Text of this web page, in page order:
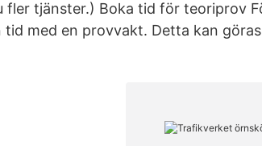
tjänster.) Boka tid för teoriprov
med en provvakt. Detta kan